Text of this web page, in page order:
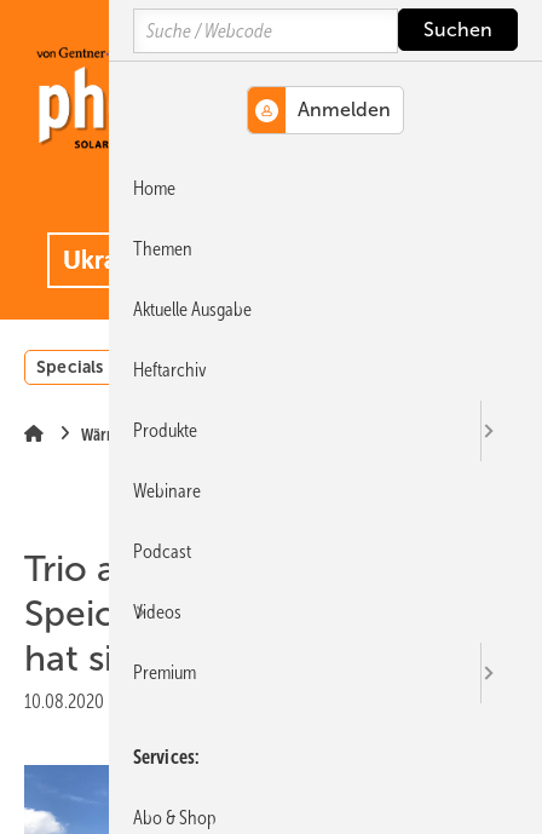
Hauptinhalt
Hauptmenü
SiteSearch
Specials Einstrahlungsatlas
Wärme
Trio aus Solaranlage,
Speicher und Wärmepumpe
hat sich bewährt
10.08.2020
Search
Home
Themen
Aktuelle Ausgabe
Heftarchiv
Produkte
Webinare
Podcast
Videos
Premium
Services
Abo & Shop